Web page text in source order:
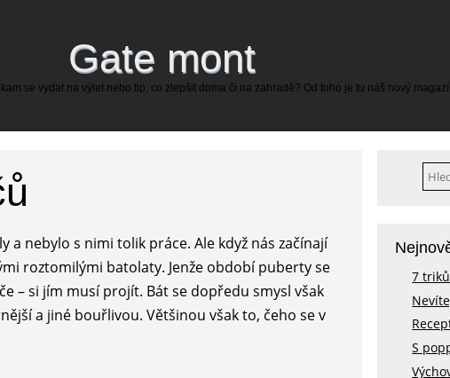
Gate mont
se vydat na výlet nebo tip, co zlepšit doma či na zahradě? Od toho je tu náš nový
7
S
nebylo s nimi tolik práce. Ale když nás začínají
roztomilými batolaty. Jenže období puberty se
– si jím musí projít. Bát se dopředu smysl však
a jiné bouřlivou. Většinou však to, čeho se v